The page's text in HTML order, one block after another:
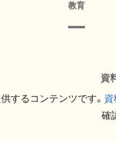
教育
資
するコンテンツです。
確